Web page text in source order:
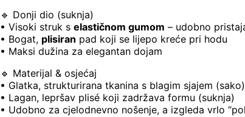
🔹 Donji dio (suknja)
• Visoki struk s elastičnom gumom – udobno
• Bogat, plisiran pad koji se lijepo kreće pri hodu
• Maksi dužina za elegantan dojam
🔹 Materijal & osjećaj
• Glatka, strukturirana tkanina s blagim sjajem (sako)
• Lagan, lepršav plisé koji zadržava formu (suknja)
• Udobno za cjelodnevno nošenje, a izgleda vrlo